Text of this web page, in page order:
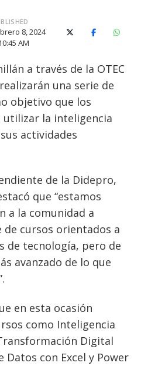
8, 2024
AM
X (Twitter)Facebook
a través de la OTEC
una serie de
objetivo que los
utilizar la inteligencia
actividades
de la Didepro,
que “estamos
a la comunidad a
cursos orientados a
de tecnología, pero de
avanzado de lo que
en esta ocasión
como Inteligencia
Digital
Datos con Excel y Power